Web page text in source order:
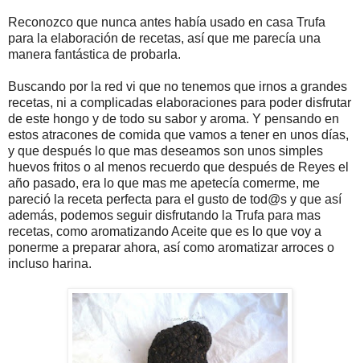
Reconozco que nunca antes había usado en casa Trufa
para la elaboración de recetas, así que me parecía una
manera fantástica de probarla.
Buscando por la red vi que no tenemos que irnos a grandes
recetas, ni a complicadas elaboraciones para poder disfrutar
de este hongo y de todo su sabor y aroma. Y pensando en
estos atracones de comida que vamos a tener en unos días,
y que después lo que mas deseamos son unos simples
huevos fritos o al menos recuerdo que después de Reyes el
año pasado, era lo que mas me apetecía comerme, me
pareció la receta perfecta para el gusto de tod@s y que así
además, podemos seguir disfrutando la Trufa para mas
recetas, como aromatizando Aceite que es lo que voy a
ponerme a preparar ahora, así como aromatizar arroces o
incluso harina.